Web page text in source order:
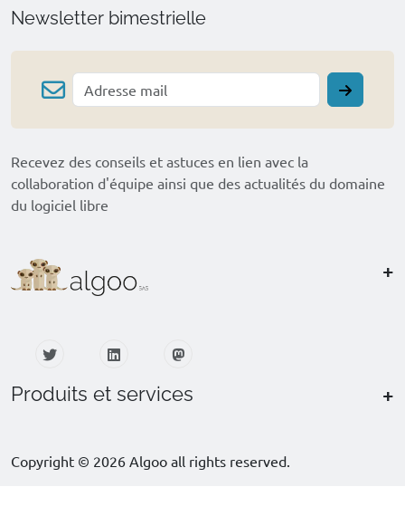
Newsletter bimestrielle
Recevez des conseils et astuces en lien avec la
collaboration d'équipe ainsi que des actualités du domaine
du logiciel libre
+
Produits et services +
Copyright © 2026 Algoo all rights reserved.